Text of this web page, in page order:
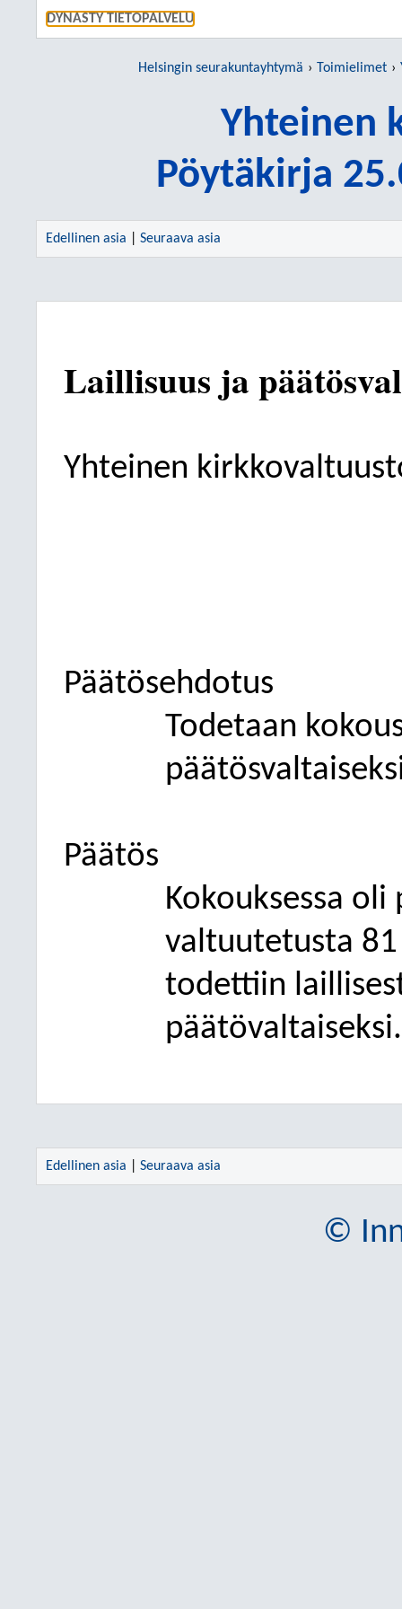
DYNASTY TIETOPALVELU
Helsingin seurakuntayhtymä Toimielimet
Yhteinen
Pöytäkirja
Edellinen asia Seuraava asia
Laillisuus ja
Yhteinen
Päätösehdotus
Todetaan
Päätös
Kokouksessa
valtuutetusta
todettiin
päätövaltaiseksi.
Edellinen asia Seuraava asia
©